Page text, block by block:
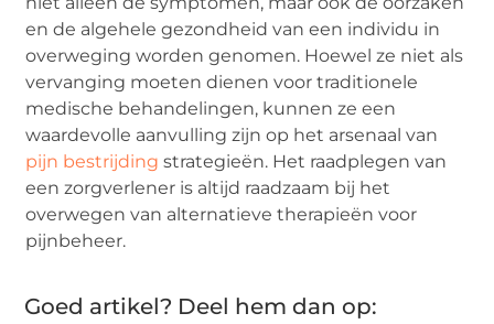
en de algehele gezondheid van een individu in
overweging worden genomen. Hoewel ze niet als
vervanging moeten dienen voor traditionele
medische behandelingen, kunnen ze een
waardevolle aanvulling zijn op het arsenaal van
pijn bestrijding strategieën. Het raadplegen van
een zorgverlener is altijd raadzaam bij het
overwegen van alternatieve therapieën voor
pijnbeheer.
Goed artikel? Deel hem dan op: